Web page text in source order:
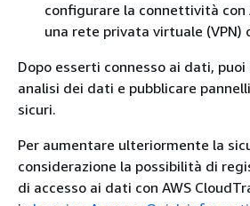
configurare la connettività con
una rete privata virtuale (VPN)
Dopo esserti connesso ai dati,
analisi dei dati e pubblicare
sicuri.
Per aumentare ulteriormente la
considerazione la possibilità di
di accesso ai dati con AWS